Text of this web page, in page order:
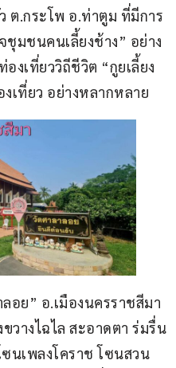
.กระโพ อ.ท่าตูม ที่มีการ
ชุมชนคนเลี้ยงช้าง” อย่าง
งเที่ยววิถีชีวิต “กูยเลี้ยง
เที่ยว อย่างหลากหลาย
อย” อ.เมืองนครราชสีมา
วางไฉไล สะอาดตา ร่มรื่น
นเพลงโคราช โซนสวน